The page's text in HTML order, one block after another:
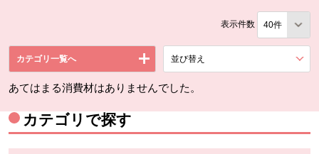
表示件数
カテゴリ一覧へ 並び替え
あてはまる消費材はありませんでした。
カテゴリで探す